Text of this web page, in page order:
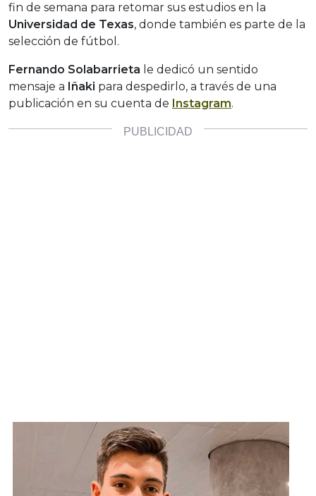
fin de semana para retomar sus estudios en la
Universidad de Texas, donde también es parte de la
selección de fútbol.
Fernando Solabarrieta le dedicó un sentido
mensaje a Iñaki para despedirlo, a través de una
publicación en su cuenta de Instagram.